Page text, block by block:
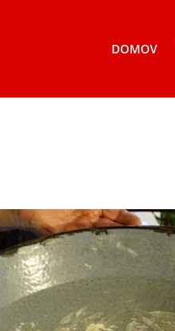
DOMOV